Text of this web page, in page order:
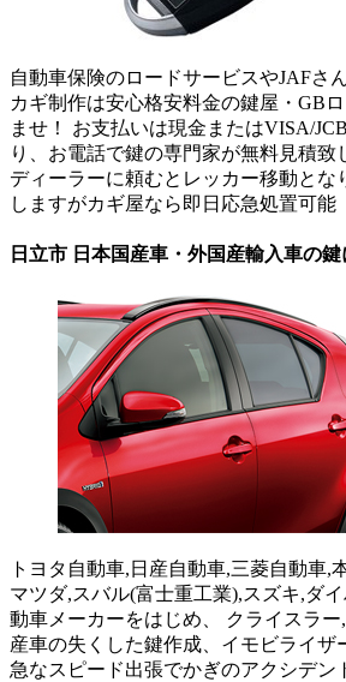
自動車保険のロードサービスやJAFさ
カギ制作は安心格安料金の鍵屋・GB
ませ！ お支払いは現金またはVISA/
り、お電話で鍵の専門家が無料見積致
ディーラーに頼むとレッカー移動とな
しますがカギ屋なら即日応急処置可能
日立市 日本国産車・外国産輸入車の
トヨタ自動車,日産自動車,三菱自動車,
マツダ,スバル(富士重工業),スズキ,ダ
動車メーカーをはじめ、 クライスラ
産車の失くした鍵作成、イモビライザ
急なスピード出張でかぎのアクシデン